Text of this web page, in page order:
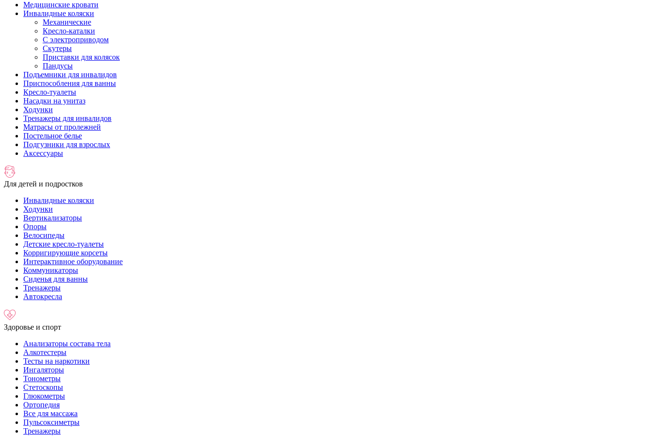
Медицинские кровати
Инвалидные коляски
Механические
Кресло-каталки
С электроприводом
Скутеры
Приставки для колясок
Пандусы
Подъемники для инвалидов
Приспособления для ванны
Кресло-туалеты
Насадки на унитаз
Ходунки
Тренажеры для инвалидов
Матрасы от пролежней
Постельное белье
Подгузники для взрослых
Аксессуары
Для детей и подростков
Инвалидные коляски
Ходунки
Вертикализаторы
Опоры
Велосипеды
Детские кресло-туалеты
Корригирующие корсеты
Интерактивное оборудование
Коммуникаторы
Сиденья для ванны
Тренажеры
Автокресла
Здоровье и спорт
Анализаторы состава тела
Алкотестеры
Тесты на наркотики
Ингаляторы
Тонометры
Стетоскопы
Глюкометры
Ортопедия
Все для массажа
Пульсоксиметры
Тренажеры